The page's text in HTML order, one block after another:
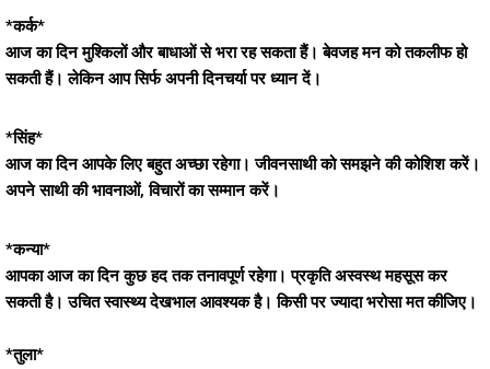
*कर्क*
आज का दिन मुश्किलों और बाधाओं से भरा रह सकता हैं। बेवजह मन को तकलीफ हो
सकती हैं। लेकिन आप सिर्फ अपनी दिनचर्या पर ध्यान दें।
*सिंह*
आज का दिन आपके लिए बहुत अच्छा रहेगा। जीवनसाथी को समझने की कोशिश करें।
अपने साथी की भावनाओं, विचारों का सम्मान करें।
*कन्या*
आपका आज का दिन कुछ हद तक तनावपूर्ण रहेगा। प्रकृति अस्वस्थ महसूस कर
सकती है। उचित स्वास्थ्य देखभाल आवश्यक है। किसी पर ज्यादा भरोसा मत कीजिए।
*तुला*